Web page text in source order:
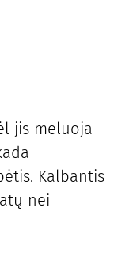
jis meluoja
Kalbantis
nei